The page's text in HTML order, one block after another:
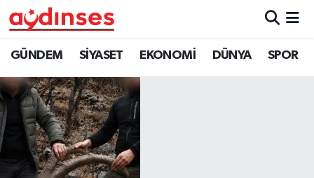
GÜNDEM SİYASET EKONOMİ DÜNYA SPOR
GÜNDEM
SİYASET
EKONOMİ
DÜNYA
Nöbetçi Eczaneler
Hava Durumu
Aydin Namaz Vakitleri
Trafik Durumu